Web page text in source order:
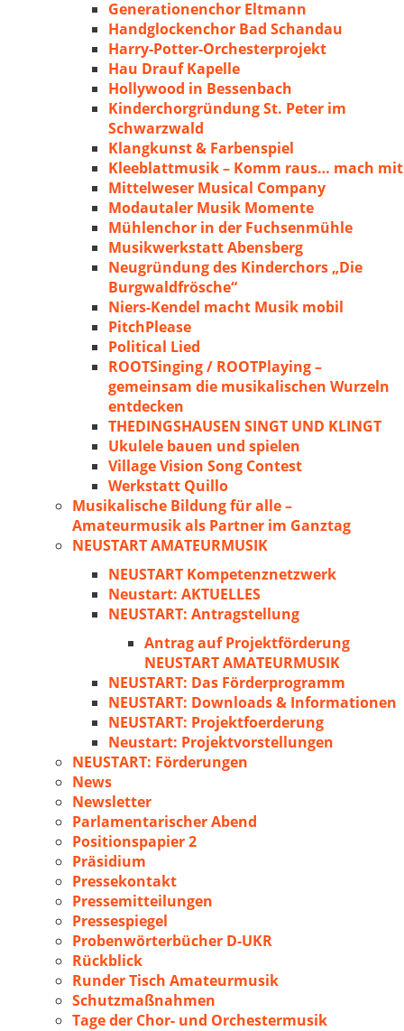
Generationenchor Eltmann
Handglockenchor Bad Schandau
Harry-Potter-Orchesterprojekt
Hau Drauf Kapelle
Hollywood in Bessenbach
Kinderchorgründung St. Peter im
Schwarzwald
Klangkunst & Farbenspiel
Kleeblattmusik – Komm raus… mach mit
Mittelweser Musical Company
Modautaler Musik Momente
Mühlenchor in der Fuchsenmühle
Musikwerkstatt Abensberg
Neugründung des Kinderchors „Die
Burgwaldfrösche“
Niers-Kendel macht Musik mobil
PitchPlease
Political Lied
ROOTSinging / ROOTPlaying –
gemeinsam die musikalischen Wurzeln
entdecken
THEDINGSHAUSEN SINGT UND KLINGT
Ukulele bauen und spielen
Village Vision Song Contest
Werkstatt Quillo
Musikalische Bildung für alle –
Amateurmusik als Partner im Ganztag
NEUSTART AMATEURMUSIK
NEUSTART Kompetenznetzwerk
Neustart: AKTUELLES
NEUSTART: Antragstellung
Antrag auf Projektförderung
NEUSTART AMATEURMUSIK
NEUSTART: Das Förderprogramm
NEUSTART: Downloads & Informationen
NEUSTART: Projektfoerderung
Neustart: Projektvorstellungen
NEUSTART: Förderungen
News
Newsletter
Parlamentarischer Abend
Positionspapier 2
Präsidium
Pressekontakt
Pressemitteilungen
Pressespiegel
Probenwörterbücher D-UKR
Rückblick
Runder Tisch Amateurmusik
Schutzmaßnahmen
Tage der Chor- und Orchestermusik